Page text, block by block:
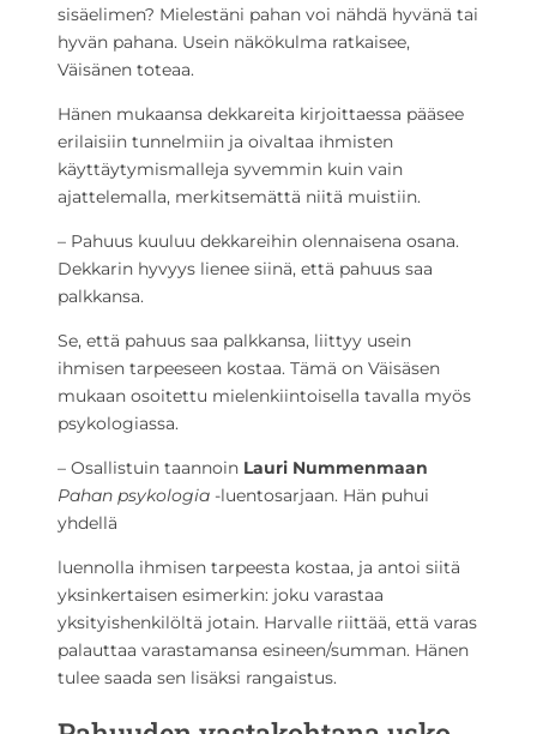
sisäelimen? Mielestäni pahan voi nähdä hyvänä tai
hyvän pahana. Usein näkökulma ratkaisee,
Väisänen toteaa.
Hänen mukaansa dekkareita kirjoittaessa pääsee
erilaisiin tunnelmiin ja oivaltaa ihmisten
käyttäytymismalleja syvemmin kuin vain
ajattelemalla, merkitsemättä niitä muistiin.
– Pahuus kuuluu dekkareihin olennaisena osana.
Dekkarin hyvyys lienee siinä, että pahuus saa
palkkansa.
Se, että pahuus saa palkkansa, liittyy usein
ihmisen tarpeeseen kostaa. Tämä on Väisäsen
mukaan osoitettu mielenkiintoisella tavalla myös
psykologiassa.
– Osallistuin taannoin Lauri Nummenmaan
Pahan psykologia -luentosarjaan. Hän puhui
yhdellä
luennolla ihmisen tarpeesta kostaa, ja antoi siitä
yksinkertaisen esimerkin: joku varastaa
yksityishenkilöltä jotain. Harvalle riittää, että varas
palauttaa varastamansa esineen/summan. Hänen
tulee saada sen lisäksi rangaistus.